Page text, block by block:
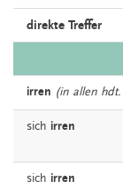
direkte Treffer
irren (in allen
sich irren
sich irren